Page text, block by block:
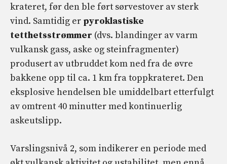
krateret, før den ble ført sørvestover av sterk
vind. Samtidig er pyroklastiske
tetthetsstrømmer (dvs. blandinger av varm
vulkansk gass, aske og steinfragmenter)
produsert av utbruddet kom ned fra de øvre
bakkene opp til ca. 1 km fra toppkrateret. Den
eksplosive hendelsen ble umiddelbart etterfulgt
av omtrent 40 minutter med kontinuerlig
askeutslipp.
Varslingsnivå 2, som indikerer en periode med